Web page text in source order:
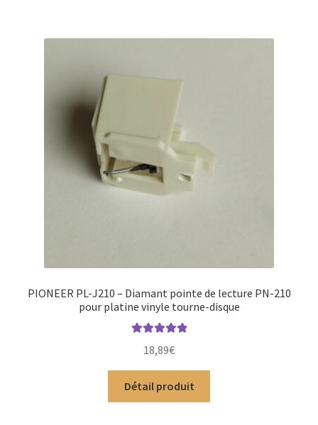
PIONEER PL-J210 – Diamant pointe de lecture PN-210
pour platine vinyle tourne-disque
5
18,89€
Détail produit